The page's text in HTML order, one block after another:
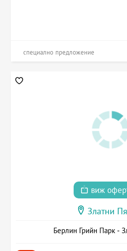
специално предложение
виж
Златни
Берлин Грийн Парк -